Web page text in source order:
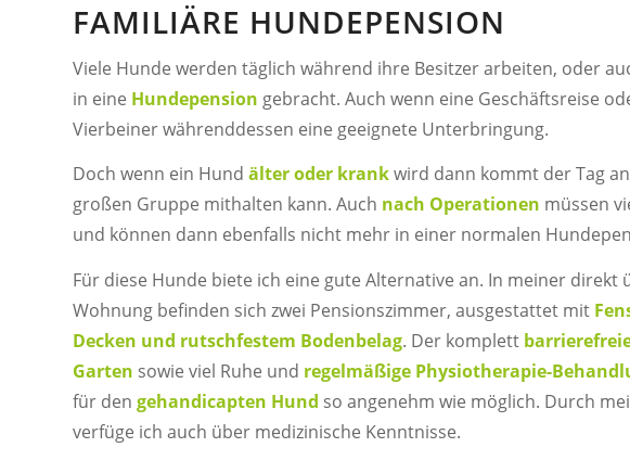
FAMILIÄRE HUNDEPENSION
Viele Hunde werden täglich während ihre Besitzer arbeiten, oder
in eine Hundepension gebracht. Auch wenn eine Geschäftsreise
Vierbeiner währenddessen eine geeignete Unterbringung.
Doch wenn ein Hund älter oder krankwird dann kommt der Tag
großen Gruppe mithalten kann. Auch nach Operationen müssen
und können dann ebenfalls nicht mehr in einer normalen
Für diese Hunde biete ich eine gute Alternative an. In meiner direkt
Wohnung befinden sich zwei Pensionszimmer, ausgestattet mit
Decken und rutschfestem Bodenbelag. Der komplett
Garten sowie viel Ruhe und regelmäßige Physiotherapie-
für den gehandicapten Hund so angenehm wie möglich. Durch
verfüge ich auch über medizinische Kenntnisse.